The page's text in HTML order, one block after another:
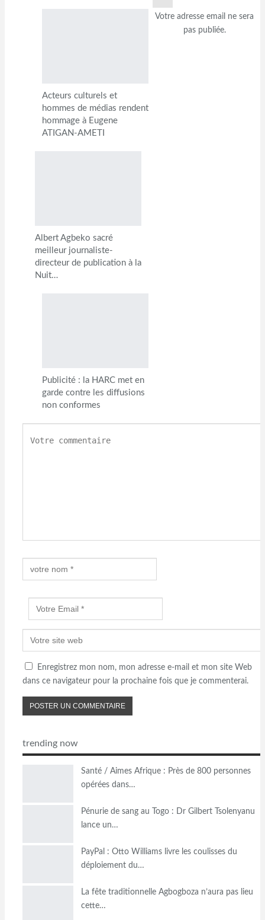
Acteurs culturels et
hommes de médias rendent
hommage à Eugene
ATIGAN-AMETI
Albert Agbeko sacré
meilleur journaliste-
directeur de publication à la
Nuit…
Publicité : la HARC met en
garde contre les diffusions
non conformes
Votre adresse email ne sera
pas publiée.
Enregistrez mon nom, mon adresse e-mail et mon site Web
dans ce navigateur pour la prochaine fois que je commenterai.
trending now
Santé / Aimes Afrique : Près de 800 personnes
opérées dans…
Pénurie de sang au Togo : Dr Gilbert Tsolenyanu
lance un…
PayPal : Otto Williams livre les coulisses du
déploiement du…
La fête traditionnelle Agbogboza n’aura pas lieu
cette…